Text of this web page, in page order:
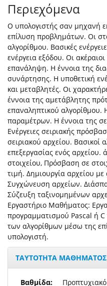
Περιεχόμενα
Ο υπολογιστής σαν μηχανή
επίλυση προβλημάτων. Οι
αλγορίθμου. Βασικές
ενέργεια εξόδου. Οι
επανάληψη. Η έννοια της
συνάρτησης. Η υποθετική
και μεταβλητές. Οι
έννοια της αμετάβλητης
επαναληπτικού αλγορίθμου.
παραμέτρων. Η έννοια της
Ενέργειες σειριακής
σειριακού αρχείου. Βασικοί
επεξεργασίας ενός αρχείου.
στοιχείου, Πρόσβαση σε
τιμή. Δημιουργία αρχείου
Συγχώνευση αρχείων.
Σύζευξη ταξινομημένων
Εργαστήριο Μαθήματος:
προγραμματισμού Pascal ή
των αλγορίθμων μέσω της
υπολογιστή.
ΤΑΥΤΟΤΗΤΑ ΜΑΘΗΜΑΤΟΣ
Βαθμίδα:
Προπτυχιακό